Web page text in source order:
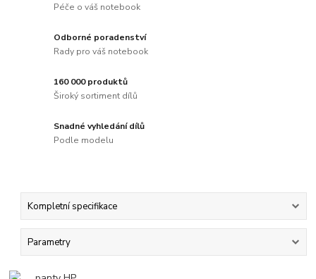
Péče o váš notebook
Odborné poradenství
Rady pro váš notebook
160 000 produktů
Široký sortiment dílů
Snadné vyhledání dílů
Podle modelu
Kompletní specifikace
Parametry